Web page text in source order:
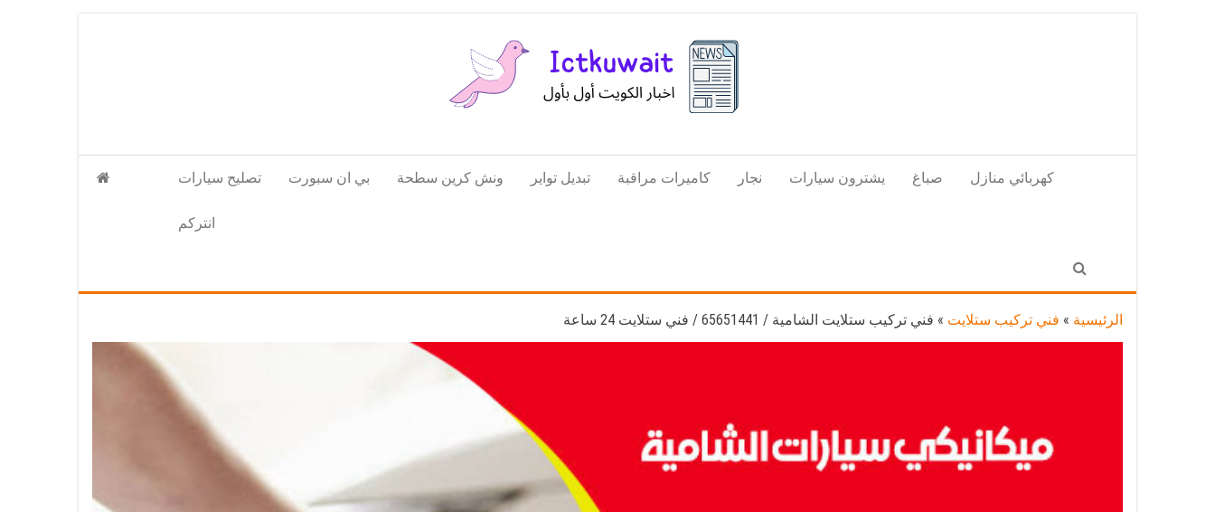
الكويت
تكنولوجيا
المعلومات
تصليح سيارات بي ان سبورت ونش كرين سطحة تبديل تواير كاميرات مراقبة نجار يشترون سيارات صباغ كهربائي منازل
انتركم
الرئيسية » فني تركيب ستلايت » فني تركيب ستلايت الشامية / 65651441 / فني ستلايت 24 ساعة